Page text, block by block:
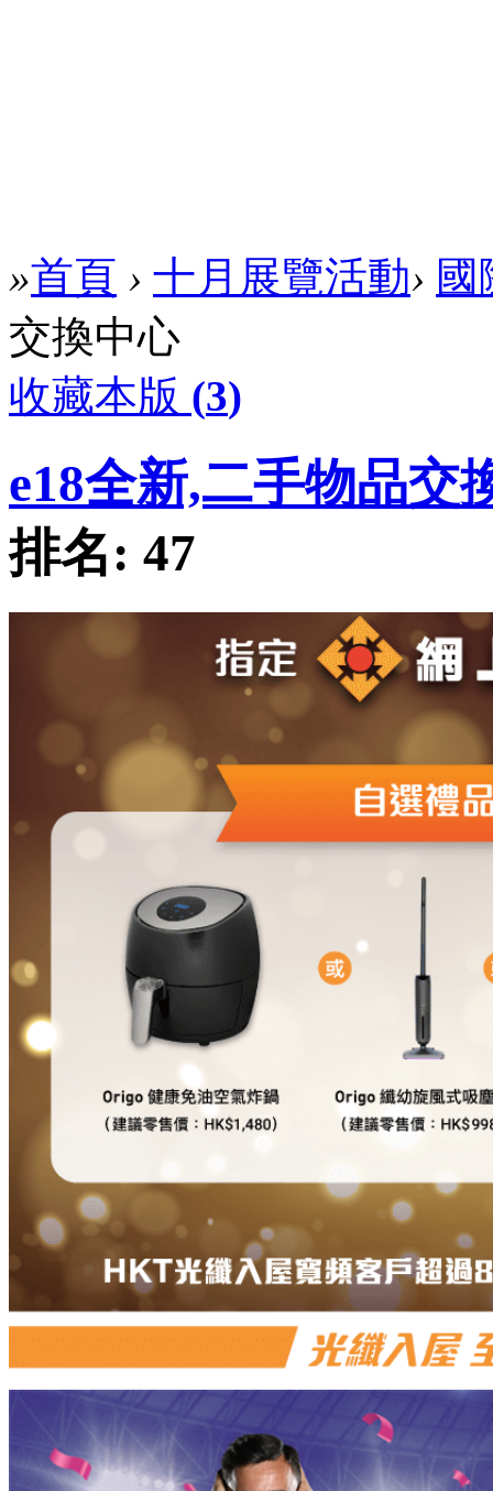
»首頁 › 十月展覽活動› 國
交換中心
收藏本版 (3)
e18全新,二手物品交
排名: 47